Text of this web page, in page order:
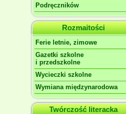
Podręczników
Rozmaitości
Ferie letnie, zimowe
Gazetki szkolne
i przedszkolne
Wycieczki szkolne
Wymiana międzynarodowa
Twórczość literacka